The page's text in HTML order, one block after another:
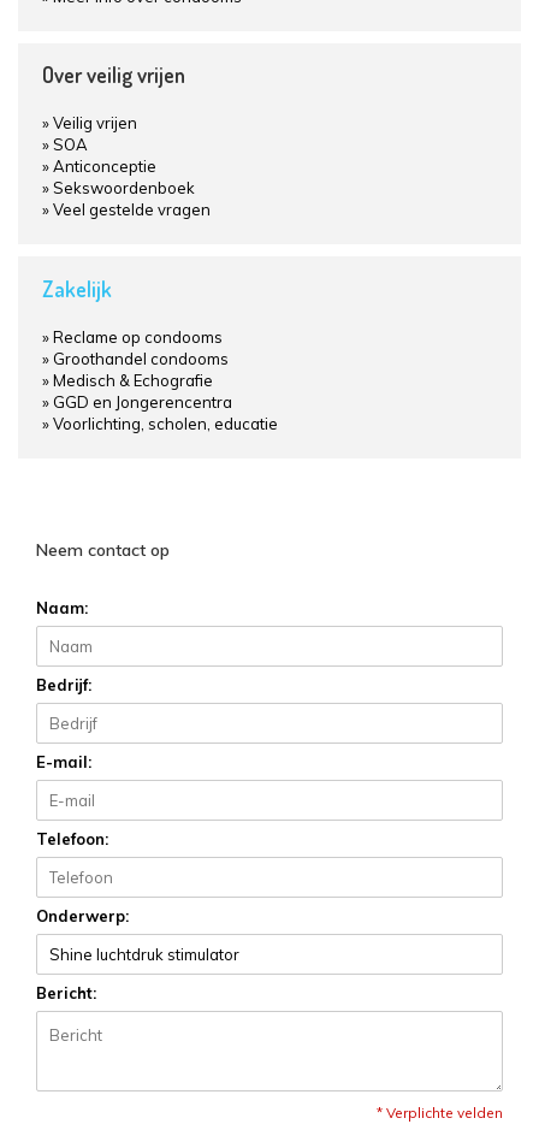
Over veilig vrijen
Veilig vrijen
SOA
Anticonceptie
Sekswoordenboek
Veel gestelde vragen
Zakelijk
Reclame op condooms
Groothandel condooms
Medisch & Echografie
GGD en Jongerencentra
Voorlichting, scholen, educatie
Neem contact op
Naam:
Bedrijf:
E-mail:
Telefoon:
Onderwerp:
Bericht:
* Verplichte velden